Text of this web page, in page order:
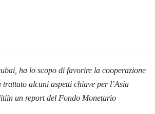
ha lo scopo di favorire la cooperazione
alcuni aspetti chiave per l’Asia
un report del Fondo Monetario